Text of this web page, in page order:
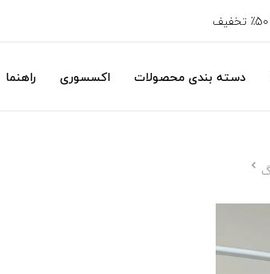
دسته بندی محصولات اکسسوری راهنما